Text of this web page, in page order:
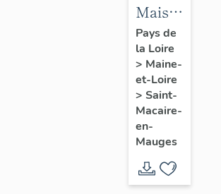
Maison
de
l'industriel
Louis
Huchon
(fils)
Pays de
la Loire
> Maine-
et-Loire
> Saint-
Macaire-
en-
Mauges